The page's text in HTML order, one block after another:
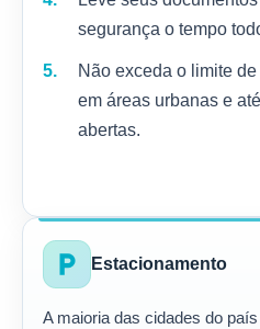
segurança o tempo
Não exceda o limite
em áreas urbanas e
abertas.
local_parking Estacionamento
A maioria das cidades do